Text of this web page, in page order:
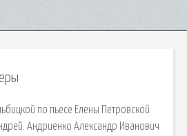
по пьесе Елены Петровской
Андриенко Александр Иванович